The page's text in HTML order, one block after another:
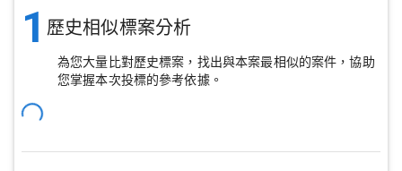
1 歷史相似標案分析
為您大量比對歷史標案，找出與本案最相似的案件，協助
您掌握本次投標的參考依據。